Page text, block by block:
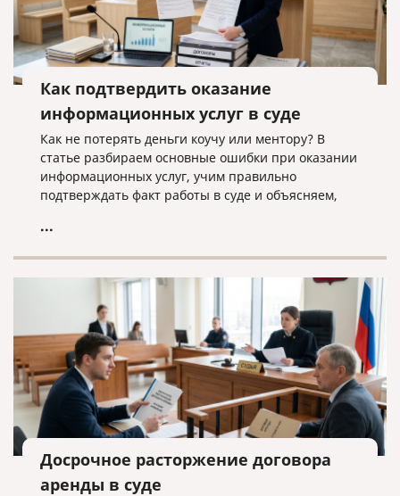
Как подтвердить оказание
информационных услуг в суде
Как не потерять деньги коучу или ментору? В
статье разбираем основные ошибки при оказании
информационных услуг, учим правильно
подтверждать факт работы в суде и объясняем,
прямой путь к взысканию неосновательного
...
Досрочное расторжение договора
аренды в суде